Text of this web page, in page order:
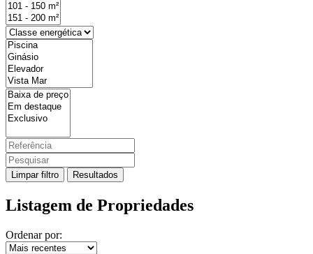
Limpar filtro Resultados
Listagem de Propriedades
Ordenar por: